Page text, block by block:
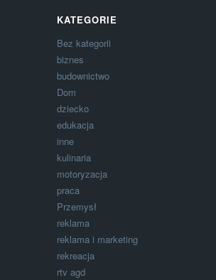
KATEGORIE
Bez kategorii
biznes
budownictwo
Dom
dziecko
edukacja
inne
kulinaria
motoryzacja
praca
Przemysł
reklama
reklama i marketing
rekreacja
rtv agd